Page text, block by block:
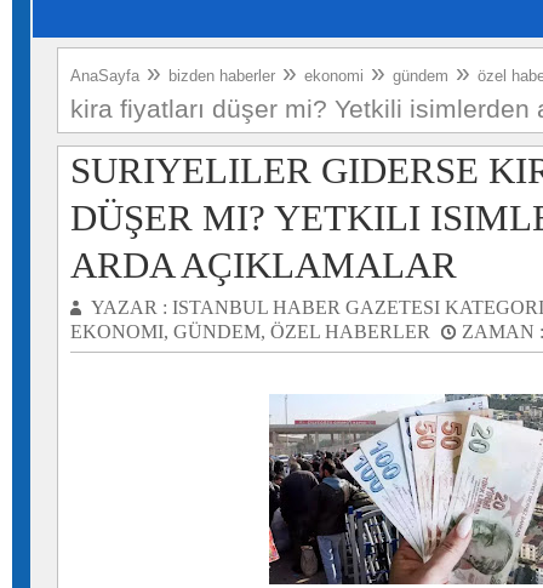
AnaSayfa » bizden haberler » ekonomi » gündem » özel
kira fiyatları düşer mi? Yetkili isimlerden
SURIYELILER GIDERSE
DÜŞER MI? YETKILI
ARDA AÇIKLAMALAR
YAZAR : ISTANBUL HABER GAZETESI
EKONOMI, GÜNDEM, ÖZEL HABERLER ZAMAN